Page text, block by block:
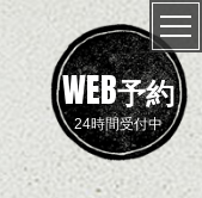
WEB予約
24時間受付中